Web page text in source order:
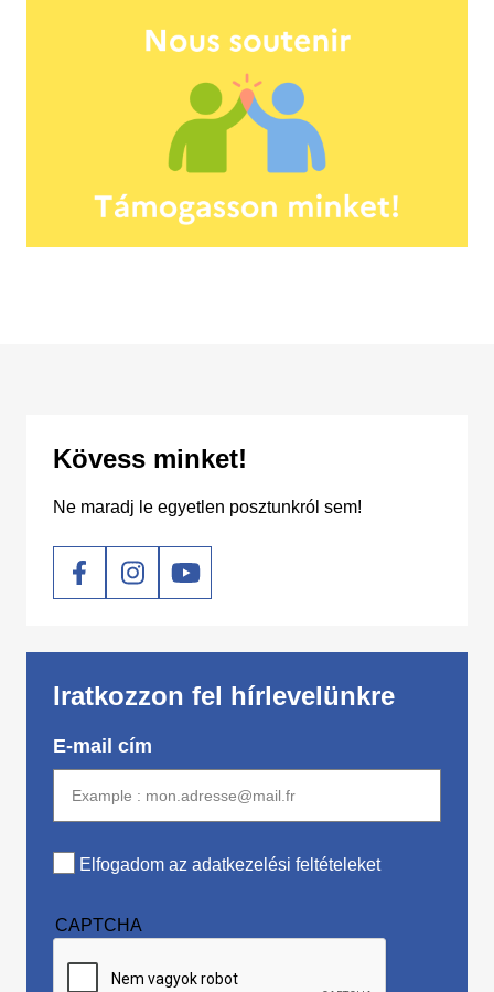
Kövess minket!
Ne maradj le egyetlen posztunkról sem!
Social
Iratkozzon fel hírlevelünkre
E-mail cím
Elfogadom az adatkezelési feltételeket
CAPTCHA